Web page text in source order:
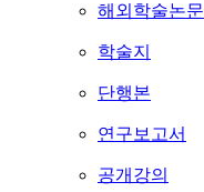
해외학술논문
학술지
단행본
연구보고서
공개강의